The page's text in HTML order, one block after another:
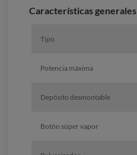
Características generales
Tipo
Potencia máxima
Depósito desmontable
Botón súper vapor